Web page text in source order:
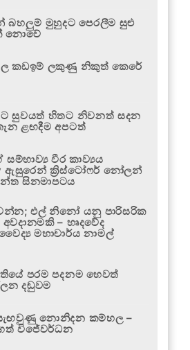
බහලුම් මුහුදට පෙරලීම සුළු
නොවේ
කඩඉම් ලකුණු නිකුත් කෙරේ
සුවයත් හිතට නිවනත් සදන
ළඟදීම අපටත්
වීර කාව්‍යය
ඇසුරෙන් ක්‍රිස්ටෝෆර් නෝලන්
සිනමාපටය
වන්න; එල් නිනෝ යනු පාරිසරික
– හෘදවේද
මහාචාර්ය නාමල්
පරම පදනම හෙවත්
දඬුවම
නොනිදන කම්හල –
විජේවර්ධන